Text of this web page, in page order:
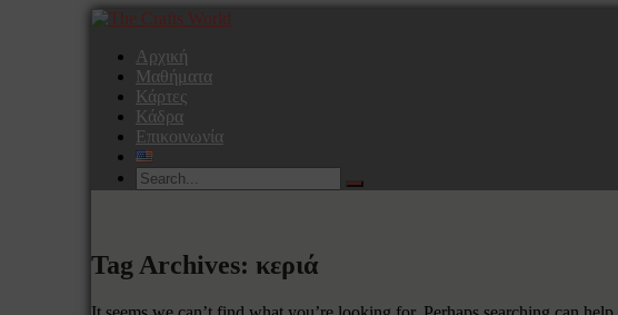
Αρχική
Μαθήματα
Κάρτες
Κάδρα
Επικοινωνία
Tag Archives: κεριά